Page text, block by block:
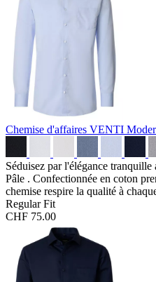
Chemise d'affaires VENTI
Séduisez par l'élégance
Pâle . Confectionnée en coton
chemise respire la qualité à
Regular Fit
CHF 75.00